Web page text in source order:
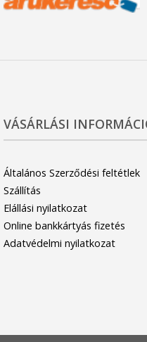
VÁSÁRLÁSI
Általános Szerződési feltétlek
Szállítás
Elállási nyilatkozat
Online bankkártyás fizetés
Adatvédelmi nyilatkozat